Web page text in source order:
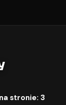
stronie: 3